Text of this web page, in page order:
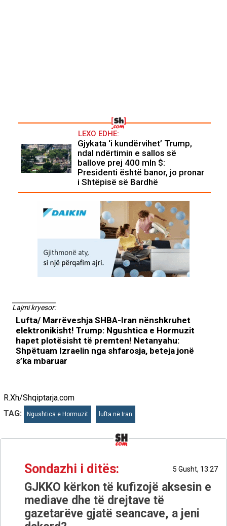
LEXO EDHE:
Gjykata ‘i kundërvihet’ Trump,
ndal ndërtimin e sallos së
ballove prej 400 mln $:
Presidenti është banor, jo pronar
i Shtëpisë së Bardhë
Lajmi kryesor:
Lufta/ Marrëveshja SHBA-Iran nënshkruhet
elektronikisht! Trump: Ngushtica e Hormuzit
hapet plotësisht të premten! Netanyahu:
Shpëtuam Izraelin nga shfarosja, beteja jonë
s’ka mbaruar
R.Xh/Shqiptarja.com
TAG:
Ngushtica e Hormuzit lufta në Iran
Sondazhi i ditës: 5 Gusht, 13:27
GJKKO kërkon të kufizojë aksesin e
mediave dhe të drejtave të
gazetarëve gjatë seancave, a jeni